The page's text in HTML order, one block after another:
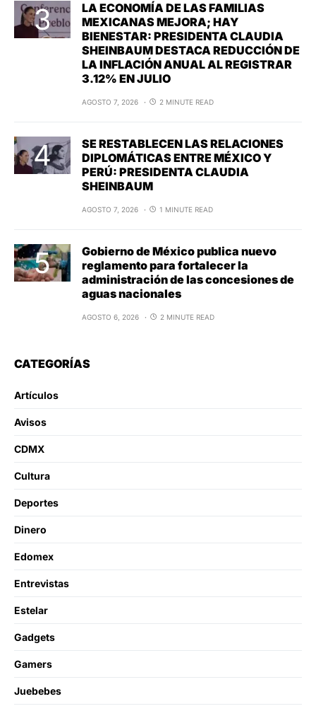
LA ECONOMÍA DE LAS FAMILIAS
MEXICANAS MEJORA; HAY
BIENESTAR: PRESIDENTA CLAUDIA
SHEINBAUM DESTACA REDUCCIÓN DE
LA INFLACIÓN ANUAL AL REGISTRAR
3.12% EN JULIO
AGOSTO 7, 2026 2 MINUTE READ
SE RESTABLECEN LAS RELACIONES
DIPLOMÁTICAS ENTRE MÉXICO Y
PERÚ: PRESIDENTA CLAUDIA
SHEINBAUM
AGOSTO 7, 2026 1 MINUTE READ
Gobierno de México publica nuevo
reglamento para fortalecer la
administración de las concesiones de
aguas nacionales
AGOSTO 6, 2026 2 MINUTE READ
CATEGORÍAS
Artículos
Avisos
CDMX
Cultura
Deportes
Dinero
Edomex
Entrevistas
Estelar
Gadgets
Gamers
Juebebes